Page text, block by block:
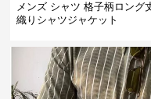
メンズ シャツ 格子柄ロング
織りシャツジャケット